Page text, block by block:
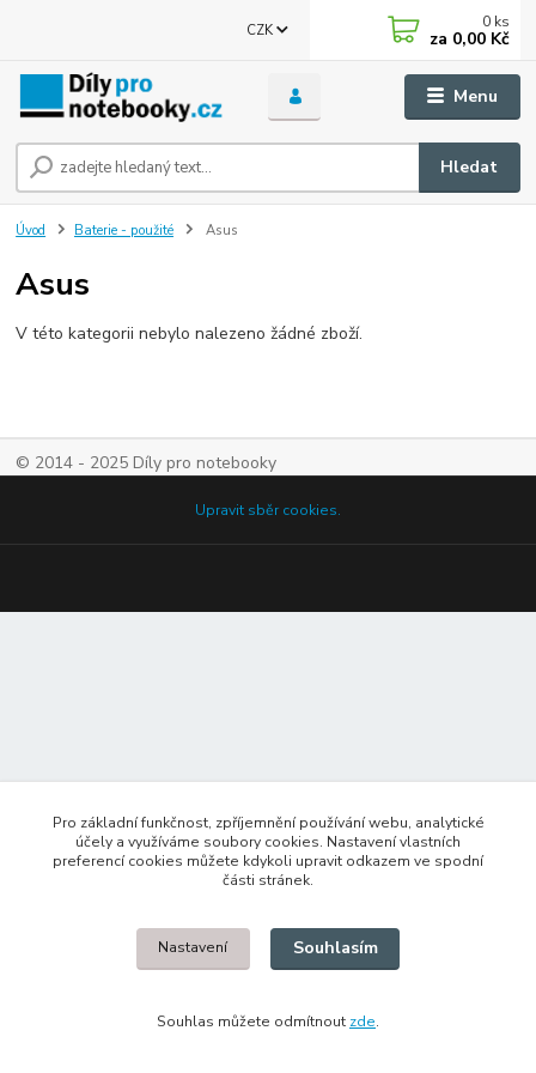
Menu
CZK
Hledat
0 ks
za 0,00 Kč
Úvod Baterie - použité Asus
Asus
V této kategorii nebylo nalezeno žádné zboží.
© 2014 - 2025 Díly pro notebooky
Upravit sběr cookies.
Pro základní funkčnost, zpříjemnění používání webu, analytické
účely a využíváme soubory cookies. Nastavení vlastních
preferencí cookies můžete kdykoli upravit odkazem ve spodní
části stránek.
Nastavení Souhlasím
Souhlas můžete odmítnout zde.